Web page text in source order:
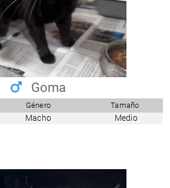
Goma
Género Tamaño
Macho Medio